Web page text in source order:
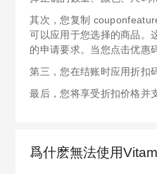
其次，您复制
可以应用于您选择的商品。
的申请要求。当您点击优惠
第三，您在结账时应用折扣
最后，您将享受折扣价格并
爲什麽無法使用